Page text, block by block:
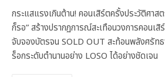
กระแสแรงเกินต้าน! คอนเสิร์ตครั้งประวัติศาส
ก็รอ” สร้างปรากฏการณ์สะเทือนวงการคอนเ
จับจองบัตรจน SOLD OUT สะท้อนพลังศรัท
ร็อกระดับตำนานอย่าง LOSO ได้อย่างชัดเจน